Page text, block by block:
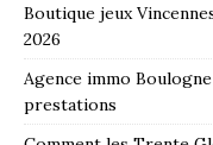
Boutique jeux
2026
Agence immo
prestations